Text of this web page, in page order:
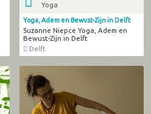
Yoga
Yoga, Adem en Bewust-Zijn in Delft
Suzanne Niepce Yoga, Adem en
Bewust-Zijn in Delft
Delft